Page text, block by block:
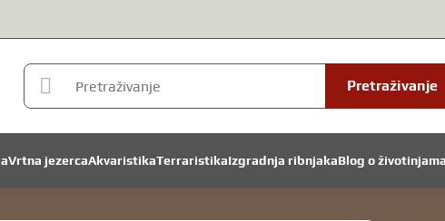
Pretraživanje
Vrtna jezercaAkvaristikaTerraristikaIzgradnja ribnjakaBlog o